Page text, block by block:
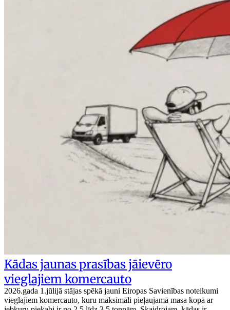
Kādas jaunas prasības jāievēro
vieglajiem komercauto
2026.gada 1.jūlijā stājas spēkā jauni Eiropas Savienības noteikumi
vieglajiem komercauto, kuru maksimāli pieļaujamā masa kopā ar